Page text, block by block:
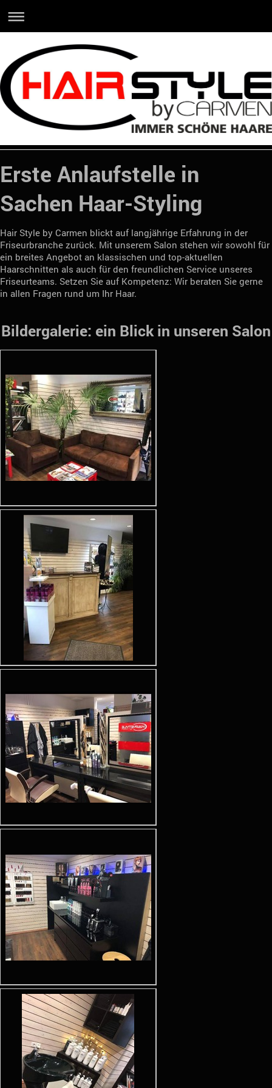
Erste Anlaufstelle in
Sachen Haar-Styling
Hair Style by Carmen blickt auf langjährige Erfahrung in der
Friseurbranche zurück. Mit unserem Salon stehen wir sowohl für
ein breites Angebot an klassischen und top-aktuellen
Haarschnitten als auch für den freundlichen Service unseres
Friseurteams. Setzen Sie auf Kompetenz: Wir beraten Sie gerne
in allen Fragen rund um Ihr Haar.
Bildergalerie: ein Blick in unseren Salon